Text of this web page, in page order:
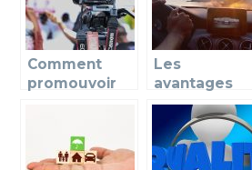
Comment
promouvoir
Les
avantages
d’en
plus sur
l’assurance
auto